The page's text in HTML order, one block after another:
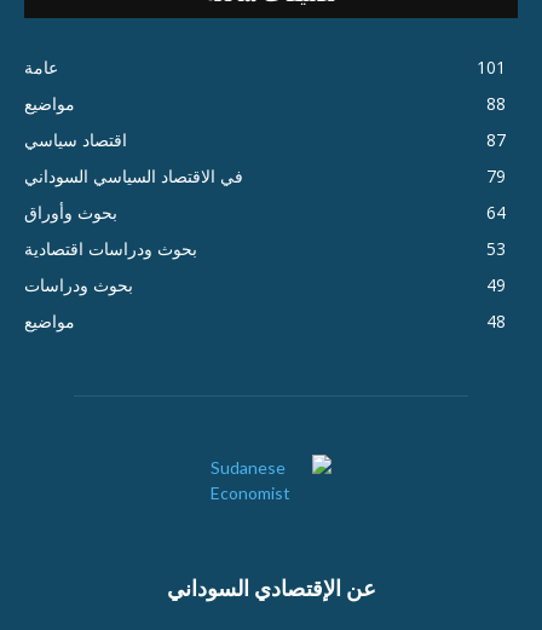
عامة
101
مواضيع
88
اقتصاد سياسي
87
في الاقتصاد السياسي السوداني
79
بحوث وأوراق
64
بحوث ودراسات اقتصادية
53
بحوث ودراسات
49
مواضيع
48
عن الإقتصادي السوداني